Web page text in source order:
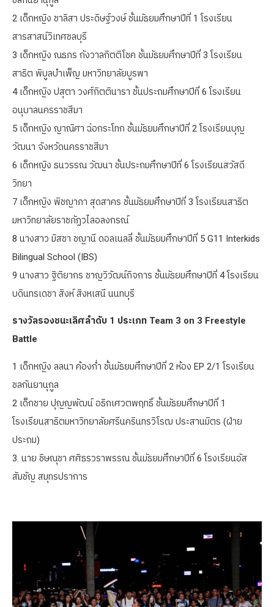
2 เด็กหญิง ชาลิสา ประดิษฐ์วงษ์ ชั้นมัธยมศึกษาปีที่ 1 โรงเรียน
สารสาสน์วิเทศชลบุรี
3 เด็กหญิง ณธภร กังวาลกิตติโชค ชั้นมัธยมศึกษาปีที่ 3 โรงเรียน
สาธิต พิบูลบำเพ็ญ มหาวิทยาลัยบูรพา
4 เด็กหญิง ปสุตา วงศ์กิตตินารา ชั้นประถมศึกษาปีที่ 6 โรงเรียน
อนุบาลนครราชสีมา
5 เด็กหญิง ญาณิศา ฉ่อกระโทก ชั้นมัธยมศึกษาปีที่ 2 โรงเรียนบุญ
วัฒนา จังหวัดนครราชสีมา
6 เด็กหญิง ธนวรรณ วัฒนา ชั้นประถมศึกษาปีที่ 6 โรงเรียนสวัสดี
วิทยา
7 เด็กหญิง พิชญาภา สุดสาคร ชั้นมัธยมศึกษาปีที่ 3 โรงเรียนสาธิต
มหาวิทยาลัยราชภัฏวไลอลงกรณ์
8 นางสาว มิสชา ชญานี ดอลเนลลี่ ชั้นมัธยมศึกษาปีที่ 5 G11 Interkids
Bilingual School (IBS)
9 นางสาว ฐิติยากร ชาญวิวัฒน์กิจการ ชั้นมัธยมศึกษาปีที่ 4 โรงเรียน
บดินทรเดชา สิงห์ สิงหเสนี นนทบุรี
รางวัลรองชนะเลิศลำดับ 1 ประเภท Team 3 on 3 Freestyle
Battle
1 เด็กหญิง ลลนา ค้องก่ำ ชั้นมัธยมศึกษาปีที่ 2 ห้อง EP 2/1 โรงเรียน
ชลกันยานุกูล
2 เด็กชาย ปุญญพัฒน์ อธิกเศวตพฤทธิ์ ชั้นมัธยมศึกษาปีที่ 1
โรงเรียนสาธิตมหาวิทยาลัยศรีนครินทรวิโรฒ ประสานมิตร (ฝ่าย
ประถม)
3. นาย ชิษณุชา ศศิธรวราพรรณ ชั้นมัธยมศึกษาปีที่ 6 โรงเรียนอัส
สัมชัญ สมุทรปราการ